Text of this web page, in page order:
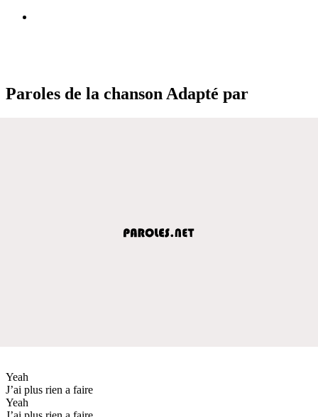
Paroles de la chanson Adapté par
Yeah
J’ai plus rien a faire
Yeah